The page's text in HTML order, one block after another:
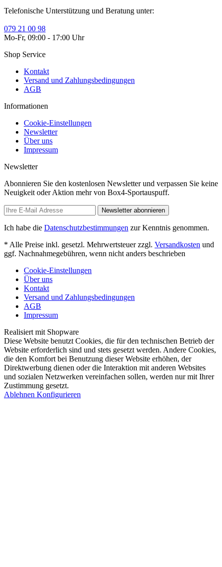
Telefonische Unterstützung und Beratung unter:
079 21 00 98
Mo-Fr, 09:00 - 17:00 Uhr
Shop Service
Kontakt
Versand und Zahlungsbedingungen
AGB
Informationen
Cookie-Einstellungen
Newsletter
Über uns
Impressum
Newsletter
Abonnieren Sie den kostenlosen Newsletter und verpassen Sie keine
Neuigkeit oder Aktion mehr von Box4-Sportauspuff.
Newsletter abonnieren
Ich habe die Datenschutzbestimmungen zur Kenntnis genommen.
* Alle Preise inkl. gesetzl. Mehrwertsteuer zzgl. Versandkosten und
ggf. Nachnahmegebühren, wenn nicht anders beschrieben
Cookie-Einstellungen
Über uns
Kontakt
Versand und Zahlungsbedingungen
AGB
Impressum
Realisiert mit Shopware
Diese Website benutzt Cookies, die für den technischen Betrieb der
Website erforderlich sind und stets gesetzt werden. Andere Cookies,
die den Komfort bei Benutzung dieser Website erhöhen, der
Direktwerbung dienen oder die Interaktion mit anderen Websites
und sozialen Netzwerken vereinfachen sollen, werden nur mit Ihrer
Zustimmung gesetzt.
Ablehnen Konfigurieren